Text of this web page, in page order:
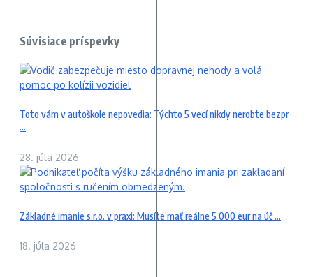
Súvisiace príspevky
Toto vám v autoškole nepovedia: Týchto 5 vecí nikdy nerobte bezpr
...
28. júla 2026
Základné imanie s.r.o. v praxi: Musíte mať reálne 5 000 eur na úč ...
18. júla 2026